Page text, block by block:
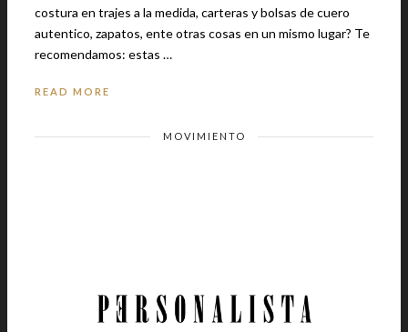
costura en trajes a la medida, carteras y bolsas de cuero
autentico, zapatos, ente otras cosas en un mismo lugar? Te
recomendamos: estas …
READ MORE
MOVIMIENTO